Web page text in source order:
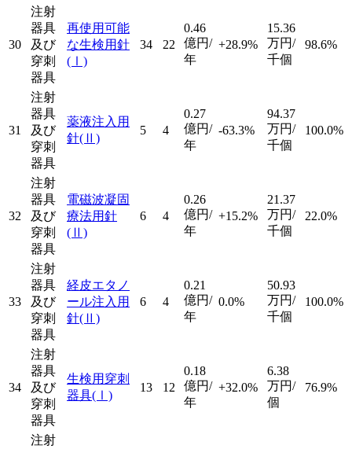
30
注射
器具
及び
穿刺
器具
再使用可能
な生検用針
(Ⅰ)
34 22
0.46
億円/
年
+28.9%
15.36
万円/
千個
98.6%
31
注射
器具
及び
穿刺
器具
薬液注入用
針(Ⅱ)
5 4
0.27
億円/
年
-63.3%
94.37
万円/
千個
100.0%
32
注射
器具
及び
穿刺
器具
電磁波凝固
療法用針
(Ⅱ)
6 4
0.26
億円/
年
+15.2%
21.37
万円/
千個
22.0%
33
注射
器具
及び
穿刺
器具
経皮エタノ
ール注入用
針(Ⅱ)
6 4
0.21
億円/
年
0.0%
50.93
万円/
千個
100.0%
34
注射
器具
及び
穿刺
器具
生検用穿刺
器具(Ⅰ)
13 12
0.18
億円/
年
+32.0%
6.38
万円/
個
76.9%
注射